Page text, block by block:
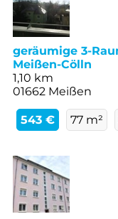
geräumige 3-
Meißen-Cölln
1,10 km
01662 Meißen
543 € 77 m²